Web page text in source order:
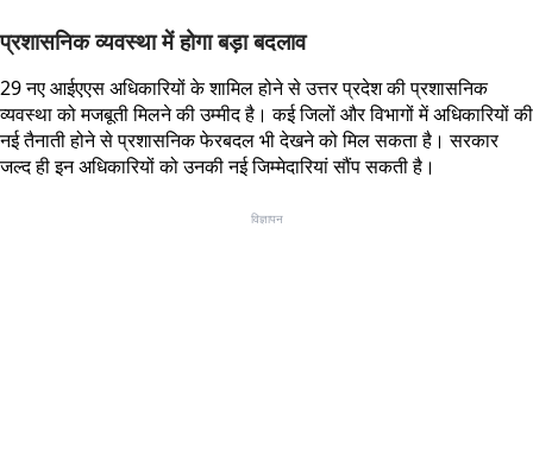
प्रशासनिक व्यवस्था में होगा बड़ा बदलाव
29 नए आईएएस अधिकारियों के शामिल होने से उत्तर प्रदेश की प्रशासनिक
व्यवस्था को मजबूती मिलने की उम्मीद है। कई जिलों और विभागों में अधिकारियों की
नई तैनाती होने से प्रशासनिक फेरबदल भी देखने को मिल सकता है। सरकार
जल्द ही इन अधिकारियों को उनकी नई जिम्मेदारियां सौंप सकती है।
विज्ञापन